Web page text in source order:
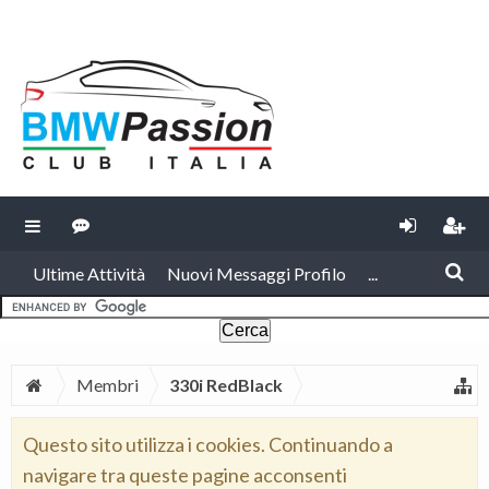
Ultime Attività Nuovi Messaggi Profilo ...
Membri 330i RedBlack
Questo sito utilizza i cookies. Continuando a
navigare tra queste pagine acconsenti